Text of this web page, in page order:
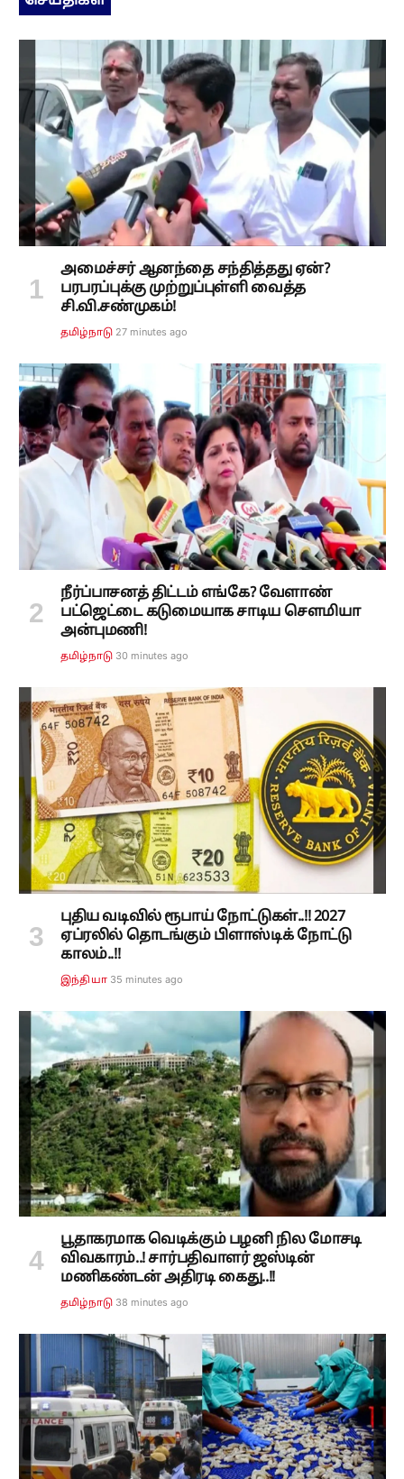
அமைச்சர் ஆனந்தை சந்தித்தது ஏன்?
பரபரப்புக்கு முற்றுப்புள்ளி வைத்த
சி.வி.சண்முகம்!
தமிழ்நாடு 27 minutes ago
நீர்ப்பாசனத் திட்டம் எங்கே? வேளாண்
பட்ஜெட்டை கடுமையாக சாடிய சௌமியா
அன்புமணி!
தமிழ்நாடு 30 minutes ago
புதிய வடிவில் ரூபாய் நோட்டுகள்..!! 2027
ஏப்ரலில் தொடங்கும் பிளாஸ்டிக் நோட்டு
காலம்..!!
இந்தியா 35 minutes ago
பூதாகரமாக வெடிக்கும் பழனி நில மோசடி
விவகாரம்..! சார்பதிவாளர் ஜஸ்டின்
மணிகண்டன் அதிரடி கைது..!!
தமிழ்நாடு 38 minutes ago